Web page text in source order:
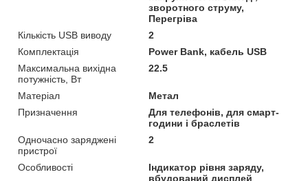
зворотного струму,
Перегріва
Кількість USB виводу
2
Комплектація
Power Bank, кабель USB
Максимальна вихідна
потужність, Вт
22.5
Матеріал
Метал
Призначення
Для телефонів, для смарт-
години і браслетів
Одночасно заряджені
пристрої
2
Особливості
Індикатор рівня заряду,
вбудований дисплей